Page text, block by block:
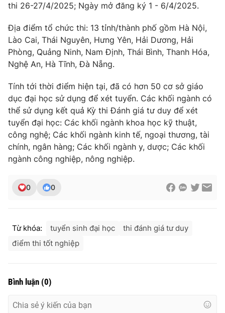
thi 26-27/4/2025; Ngày mở đăng ký 1 - 6/4/2025.
Địa điểm tổ chức thi: 13 tỉnh/thành phố gồm Hà Nội,
Lào Cai, Thái Nguyên, Hưng Yên, Hải Dương, Hải
Phòng, Quảng Ninh, Nam Định, Thái Bình, Thanh Hóa,
Nghệ An, Hà Tĩnh, Đà Nẵng.
Tính tới thời điểm hiện tại, đã có hơn 50 cơ sở giáo
dục đại học sử dụng để xét tuyển. Các khối ngành có
thể sử dụng kết quả Kỳ thi Đánh giá tư duy để xét
tuyển đại học: Các khối ngành khoa học kỹ thuật,
công nghệ; Các khối ngành kinh tế, ngoại thương, tài
chính, ngân hàng; Các khối ngành y, dược; Các khối
ngành công nghiệp, nông nghiệp.
0 0
Từ khóa: tuyển sinh đại học
thi đánh giá tư duy
điểm thi tốt nghiệp
Bình luận (0)